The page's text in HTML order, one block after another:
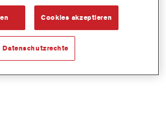
Cookies akzeptieren
Datenschutzrechte